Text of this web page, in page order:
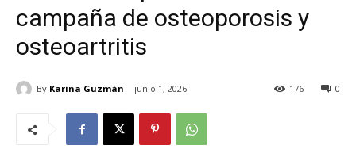
campaña de osteoporosis y
osteoartritis
By Karina Guzmán junio 1, 2026 0
176